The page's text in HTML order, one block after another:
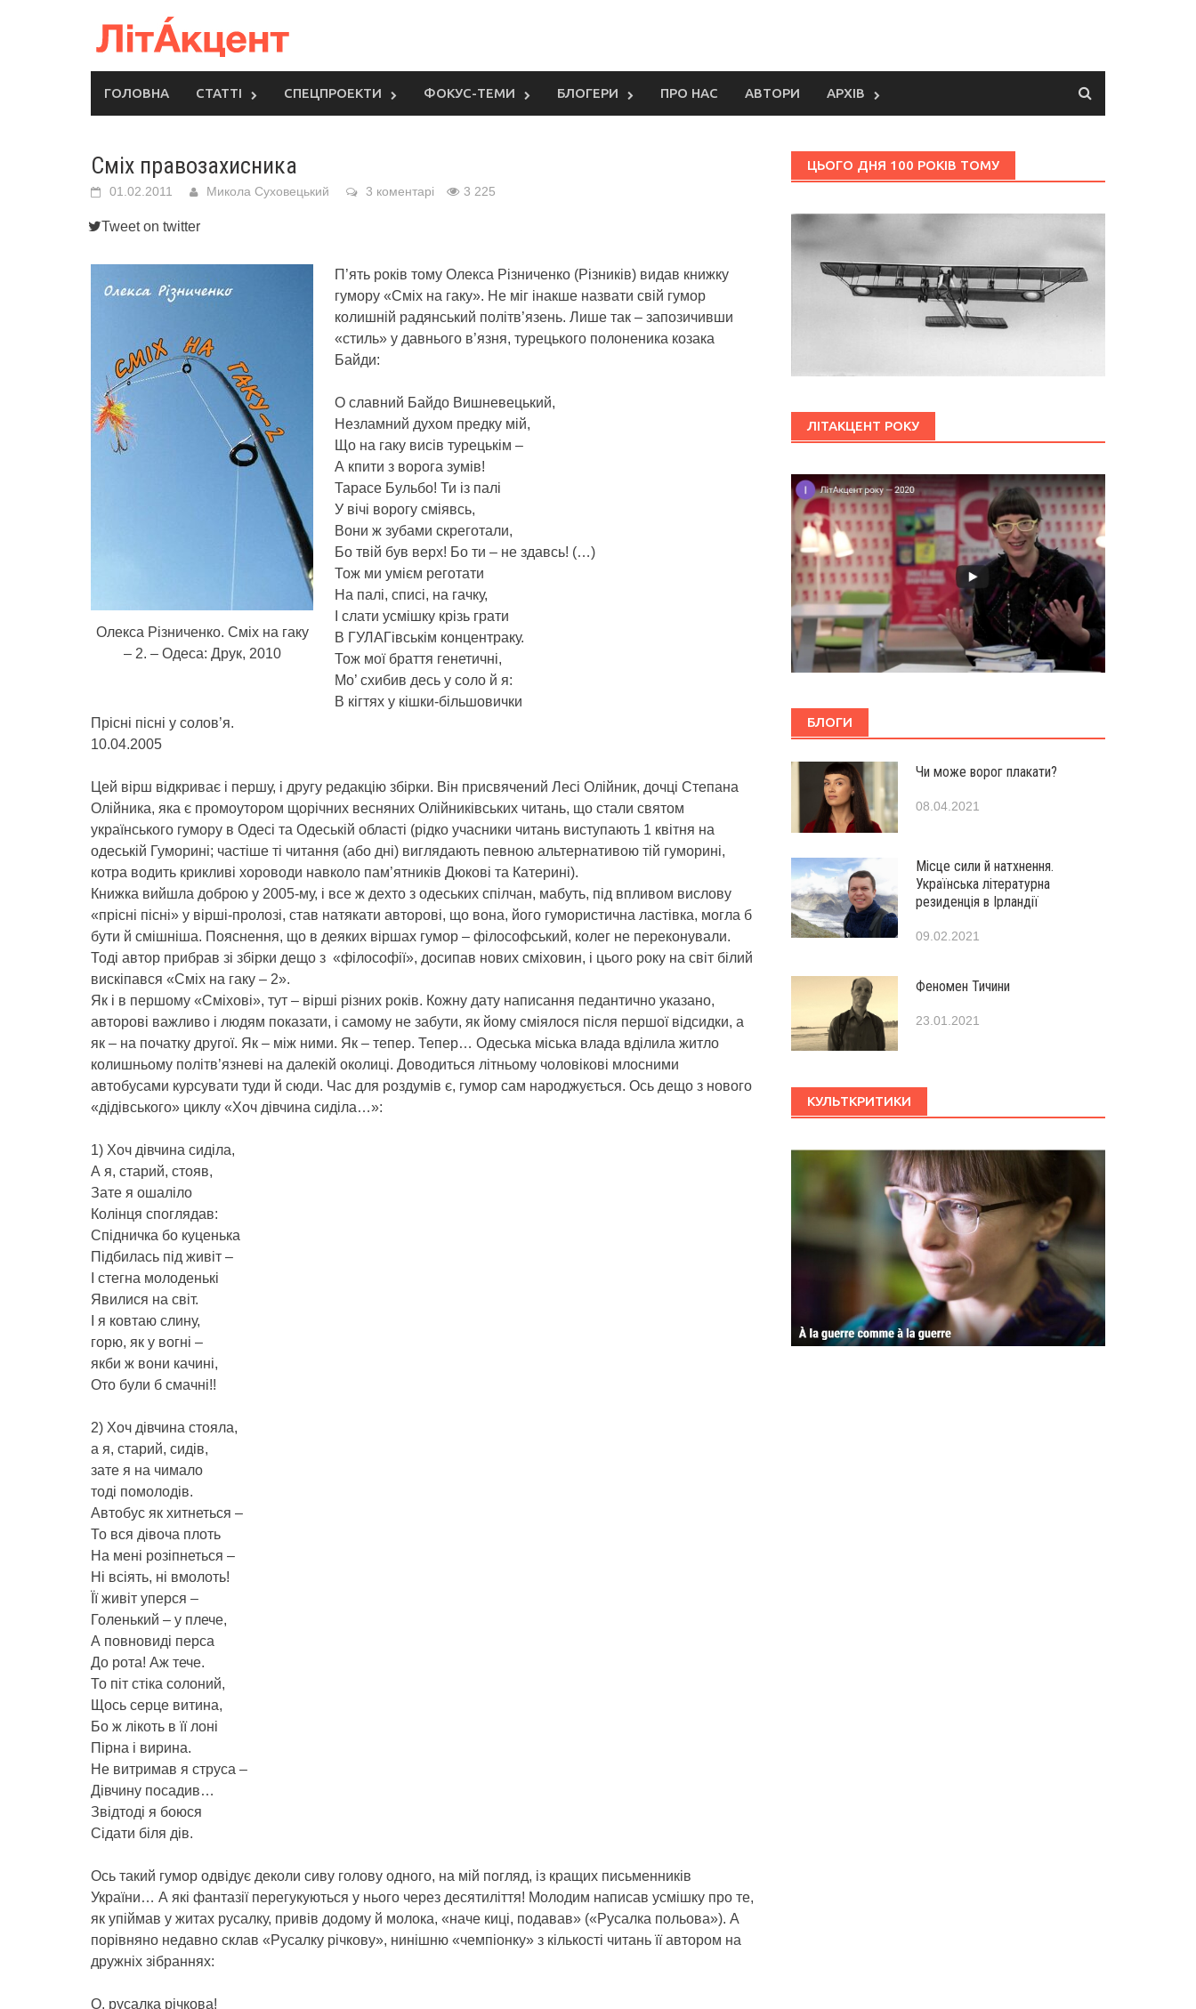
ГОЛОВНА СТАТТІ СПЕЦПРОЕКТИ ФОКУС-ТЕМИ БЛОГЕРИ ПРО НАС АВТОРИ АРХІВ
Сміх правозахисника
01.02.2011 Микола Суховецький 3 коментарі 3 225
Tweet on twitter
Олекса Різниченко. Сміх на гаку
– 2. – Одеса: Друк, 2010
П’ять років тому Олекса Різниченко (Різників) видав книжку
гумору «Сміх на гаку». Не міг інакше назвати свій гумор
колишній радянський політв’язень. Лише так – запозичивши
«стиль» у давнього в’язня, турецького полоненика козака
Байди:
О славний Байдо Вишневецький,
Незламний духом предку мій,
Що на гаку висів турецькім –
А кпити з ворога зумів!
Тарасе Бульбо! Ти із палі
У вічі ворогу сміявсь,
Вони ж зубами скреготали,
Бо твій був верх! Бо ти – не здавсь! (…)
Тож ми умієм реготати
На палі, списі, на гачку,
І слати усмішку крізь грати
В ГУЛАГівськім концентраку.
Тож мої браття генетичні,
Мо’ схибив десь у соло й я:
В кігтях у кішки-більшовички
Прісні пісні у солов’я.
10.04.2005
Цей вірш відкриває і першу, і другу редакцію збірки. Він присвячений Лесі Олійник, дочці Степана
Олійника, яка є промоутором щорічних весняних Олійниківських читань, що стали святом
українського гумору в Одесі та Одеській області (рідко учасники читань виступають 1 квітня на
одеській Гуморині; частіше ті читання (або дні) виглядають певною альтернативою тій гуморині,
котра водить крикливі хороводи навколо пам’ятників Дюкові та Катерині).
Книжка вийшла доброю у 2005-му, і все ж дехто з одеських спілчан, мабуть, під впливом вислову
«прісні пісні» у вірші-пролозі, став натякати авторові, що вона, його гумористична ластівка, могла б
бути й смішніша. Пояснення, що в деяких віршах гумор – філософський, колег не переконували.
Тоді автор прибрав зі збірки дещо з «філософії», досипав нових сміховин, і цього року на світ білий
вискіпався «Сміх на гаку – 2».
Як і в першому «Сміхові», тут – вірші різних років. Кожну дату написання педантично указано,
авторові важливо і людям показати, і самому не забути, як йому сміялося після першої відсидки, а
як – на початку другої. Як – між ними. Як – тепер. Тепер… Одеська міська влада вділила житло
колишньому політв’язневі на далекій околиці. Доводиться літньому чоловікові млосними
автобусами курсувати туди й сюди. Час для роздумів є, гумор сам народжується. Ось дещо з нового
«дідівського» циклу «Хоч дівчина сиділа…»:
1) Хоч дівчина сиділа,
А я, старий, стояв,
Зате я ошаліло
Колінця споглядав:
Спідничка бо куценька
Підбилась під живіт –
І стегна молоденькі
Явилися на світ.
І я ковтаю слину,
горю, як у вогні –
якби ж вони качині,
Ото були б смачні!!
2) Хоч дівчина стояла,
а я, старий, сидів,
зате я на чимало
тоді помолодів.
Автобус як хитнеться –
То вся дівоча плоть
На мені розіпнеться –
Ні всіять, ні вмолоть!
Її живіт уперся –
Голенький – у плече,
А повновиді перса
До рота! Аж тече.
То піт стіка солоний,
Щось серце витина,
Бо ж лікоть в її лоні
Пірна і вирина.
Не витримав я струса –
Дівчину посадив…
Звідтоді я боюся
Сідати біля дів.
Ось такий гумор одвідує деколи сиву голову одного, на мій погляд, із кращих письменників
України… А які фантазії перегукуються у нього через десятиліття! Молодим написав усмішку про те,
як упіймав у житах русалку, привів додому й молока, «наче киці, подавав» («Русалка польова»). А
порівняно недавно склав «Русалку річкову», нинішню «чемпіонку» з кількості читань її автором на
дружніх зібраннях:
О, русалка річкова!
ЦЬОГО ДНЯ 100 РОКІВ ТОМУ
ЛІТАКЦЕНТ РОКУ
БЛОГИ
Чи може ворог плакати?
08.04.2021
Місце сили й натхнення.
Українська літературна
резиденція в Ірландії
09.02.2021
Феномен Тичини
23.01.2021
КУЛЬТКРИТИКИ